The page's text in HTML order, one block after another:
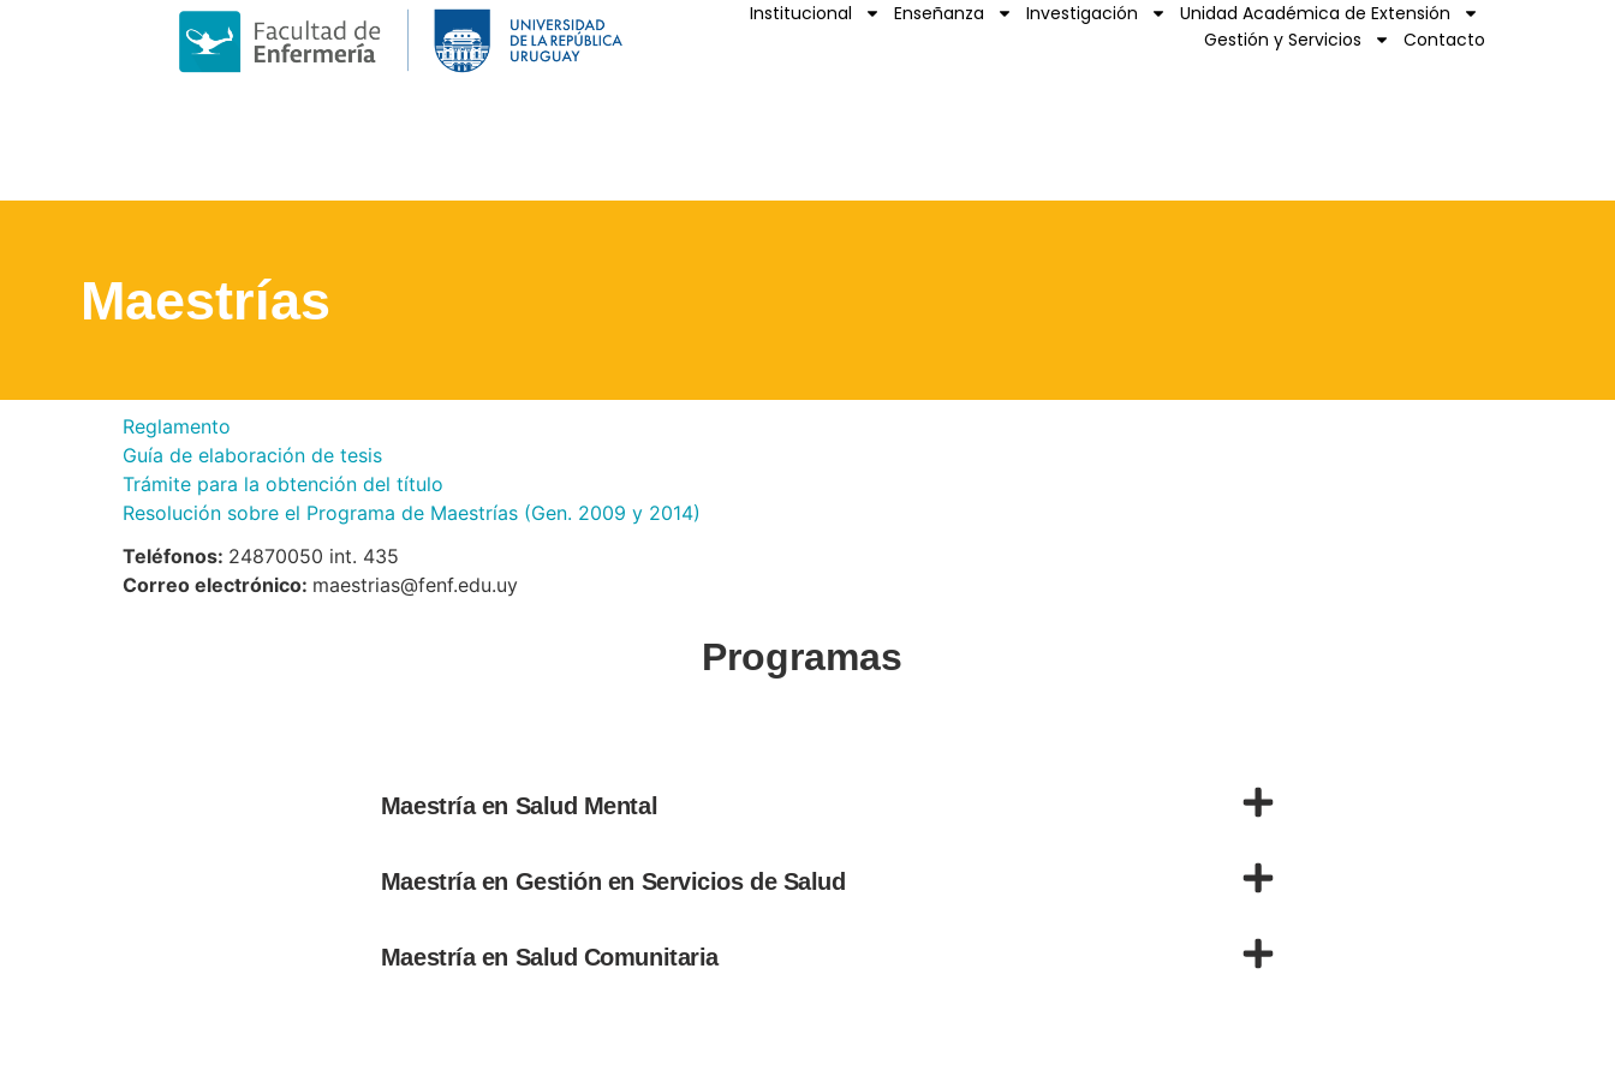
Institucional Enseñanza Investigación
Unidad Académica de Extensión
Gestión y Servicios
Contacto
Maestrías
Reglamento
Guía de elaboración de tesis
Trámite para la obtención del título
Resolución sobre el Programa de Maestrías (Gen. 2009 y 2014)
Teléfonos: 24870050 int. 435
Correo electrónico: maestrias@fenf.edu.uy
Programas ​
Maestría en Salud Mental
Maestría en Gestión en Servicios de Salud
Maestría en Salud Comunitaria